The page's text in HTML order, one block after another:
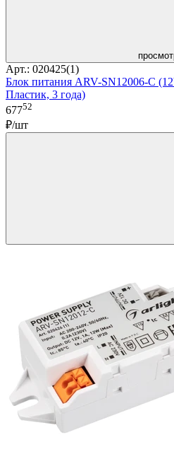
Арт.: 020425(1)
Блок питания ARV-SN12006-C
Пластик, 3 года)
67752
₽/шт